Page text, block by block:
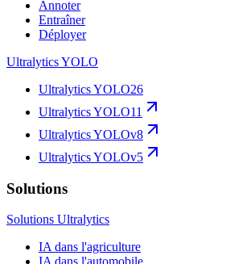
Annoter
Entraîner
Déployer
Ultralytics YOLO
Ultralytics YOLO26
Ultralytics YOLO11
Ultralytics YOLOv8
Ultralytics YOLOv5
Solutions
Solutions Ultralytics
IA dans l'agriculture